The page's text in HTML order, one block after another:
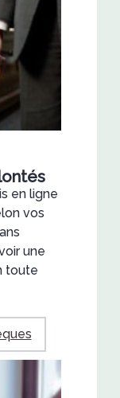
en ligne
vos
une
toute